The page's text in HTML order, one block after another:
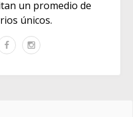
un promedio de
únicos.